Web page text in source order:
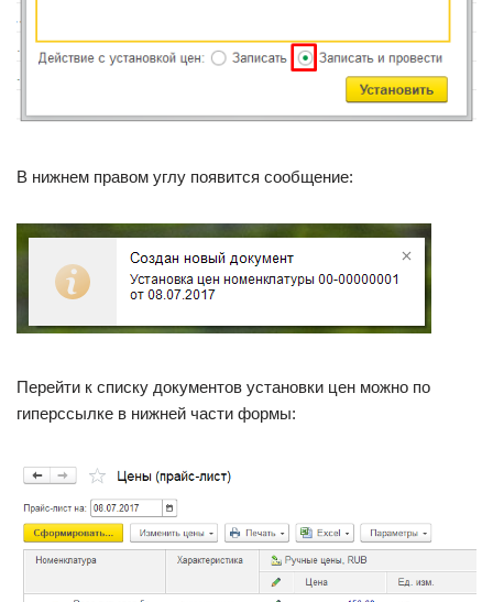
В нижнем правом углу появится сообщение:
Перейти к списку документов установки цен можно по
гиперссылке в нижней части формы: